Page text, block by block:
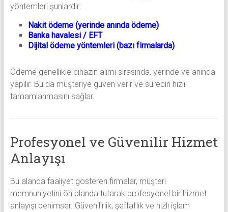
yöntemleri şunlardır:
Nakit ödeme (yerinde anında ödeme)
Banka havalesi / EFT
Dijital ödeme yöntemleri (bazı firmalarda)
Ödeme genellikle cihazın alımı sırasında, yerinde ve anında
yapılır. Bu da müşteriye güven verir ve sürecin hızlı
tamamlanmasını sağlar.
Profesyonel ve Güvenilir Hizmet
Anlayışı
Bu alanda faaliyet gösteren firmalar, müşteri
memnuniyetini ön planda tutarak profesyonel bir hizmet
anlayışı benimser. Güvenilirlik, şeffaflık ve hızlı işlem